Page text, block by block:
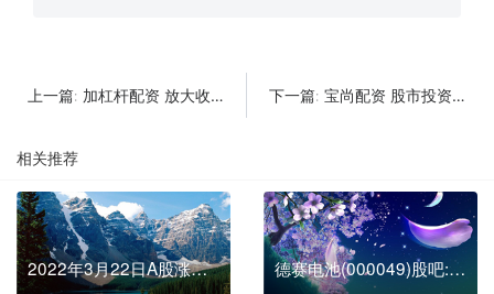
上一篇: 加杠杆配资 放大收益的神奇工具你了解多少 下一篇: 宝尚配资 股市投资新利器 六大平台助你稳健前行
相关推荐
2022年3月22日A股涨停板复盘 德赛电池(000049)股吧:2022德赛电池股票前景如何